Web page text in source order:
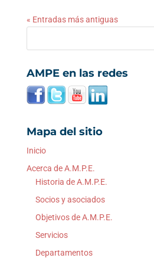
« Entradas más antiguas
AMPE en las redes
Mapa del sitio
Inicio
Acerca de A.M.P.E.
Historia de A.M.P.E.
Socios y asociados
Objetivos de A.M.P.E.
Servicios
Departamentos